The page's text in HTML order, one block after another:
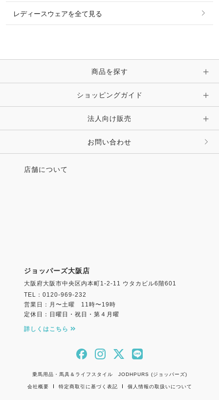
時計・財布・キーケース・革小物
キーホルダー・チャーム・ストラップ
その他 ファッション雑貨
ピン・ブローチ・コサージュ
その他 アクセサリー
レディースウェアを全て見る
商品を探す
ショッピングガイド
法人向け販売
お問い合わせ
店舗について
ジョッパーズ大阪店
大阪府大阪市中央区内本町1-2-11 ウタカビル6階601
TEL：0120-969-232
営業日：月〜土曜 11時〜19時
定休日：日曜日・祝日・第４月曜
詳しくはこちら
乗馬用品・馬具＆ライフスタイル JODHPURS (ジョッパーズ)
会社概要 特定商取引に基づく表記 個人情報の取扱いについて